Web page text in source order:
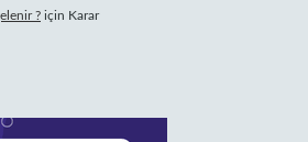
? için Karar